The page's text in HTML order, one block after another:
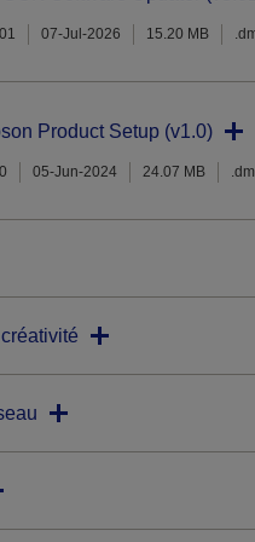
07-Jul-2026 15.20 MB
Product Setup (v1.0)
05-Jun-2024 24.07 MB